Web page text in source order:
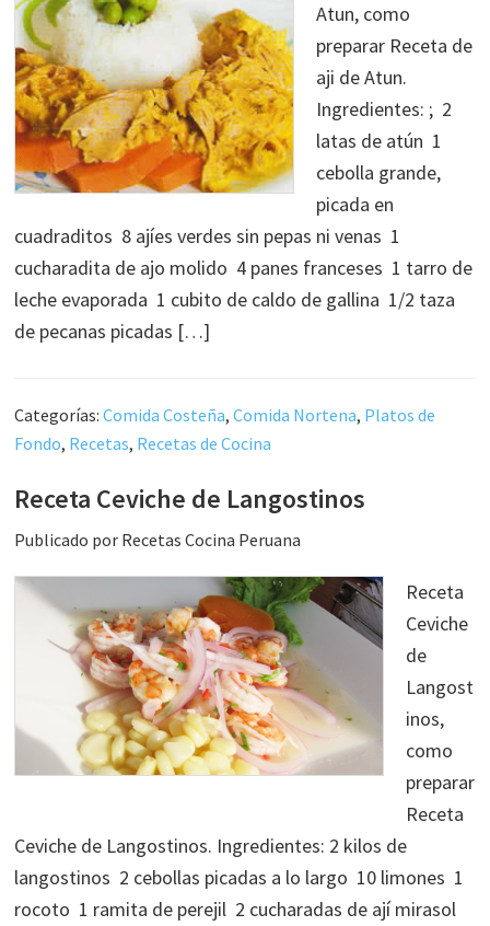
Atun, como
preparar Receta de
aji de Atun.
Ingredientes: ; 2
latas de atún 1
cebolla grande,
picada en
cuadraditos 8 ajíes verdes sin pepas ni venas 1
cucharadita de ajo molido 4 panes franceses 1 tarro de
leche evaporada 1 cubito de caldo de gallina 1/2 taza
de pecanas picadas […]
Categorías:Comida Costeña,Comida Nortena, Platos de
Fondo, Recetas, Recetas de Cocina
Receta Ceviche de Langostinos
Publicado por Recetas Cocina Peruana
Receta
Ceviche
de
Langost
inos,
como
preparar
Receta
Ceviche de Langostinos. Ingredientes: 2 kilos de
langostinos 2 cebollas picadas a lo largo 10 limones 1
rocoto 1 ramita de perejil 2 cucharadas de ají mirasol